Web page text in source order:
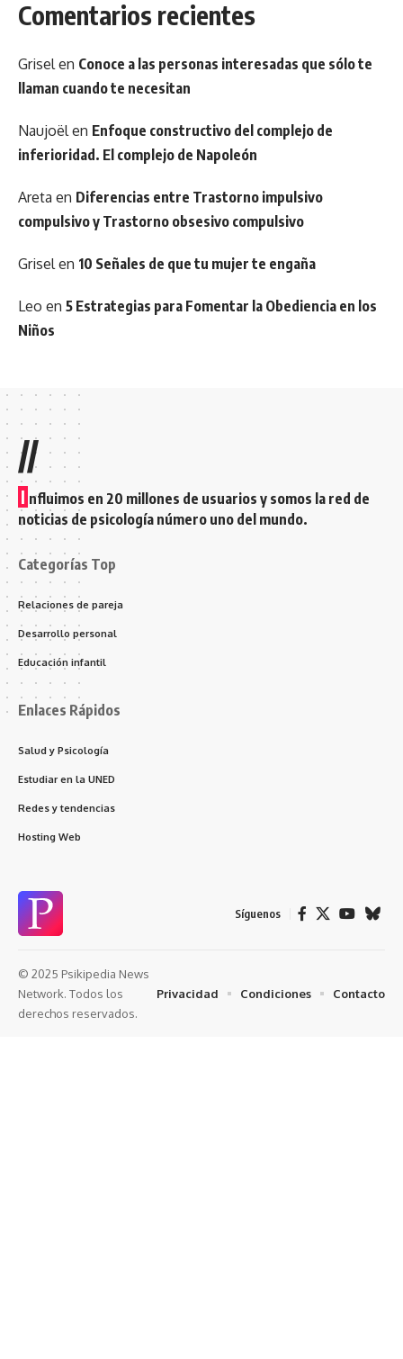
Comentarios recientes
Griselen Conoce a las personas interesadas que sólo te
llaman cuando te necesitan
Naujoëlen Enfoque constructivo del complejo de
inferioridad. El complejo de Napoleón
Areta en Diferencias entre Trastorno impulsivo
compulsivo y Trastorno obsesivo compulsivo
Griselen 10 Señales de que tu mujer te engaña
Leo en 5 Estrategias para Fomentar la Obediencia en los
Niños
//
I nfluimos en 20 millones de usuarios y somos la red de
noticias de psicología número uno del mundo.
Categorías Top
Relaciones de pareja
Desarrollo personal
Educación infantil
Enlaces Rápidos
Salud y Psicología
Estudiar en la UNED
Redes y tendencias
Hosting Web
Síguenos
© 2025 Psikipedia News
Network. Todos los
derechos reservados.
Privacidad Condiciones Contacto